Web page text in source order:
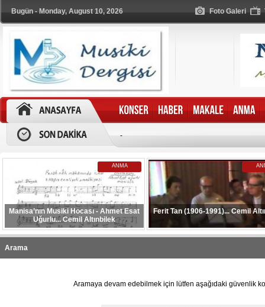
Bugün - Monday, August 10, 2026 Foto Galeri
-
ANMA
Manisa’nın Musiki Hocası - Ahmet Esat
Uğurlu... Cemil Altınbilek
Ferit Tan (1906-1991)... Cemil
Arama
Aramaya devam edebilmek için lütfen aşağıdaki güvenlik